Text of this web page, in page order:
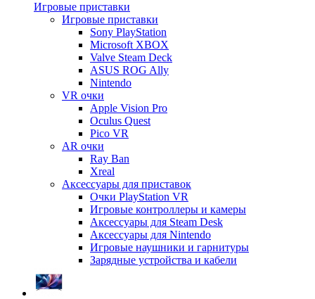
Игровые приставки
Игровые приставки
Sony PlayStation
Microsoft XBOX
Valve Steam Deck
ASUS ROG Ally
Nintendo
VR очки
Apple Vision Pro
Oculus Quest
Pico VR
AR очки
Ray Ban
Xreal
Аксессуары для приставок
Очки PlayStation VR
Игровые контроллеры и камеры
Аксессуары для Steam Desk
Аксессуары для Nintendo
Игровые наушники и гарнитуры
Зарядные устройства и кабели